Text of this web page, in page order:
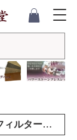
ィルター・並び